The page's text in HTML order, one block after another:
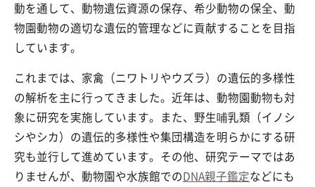
動を通して、動物遺伝資源の保存、希少動物の保全、動
物園動物の適切な遺伝的管理などに貢献することを目指
しています。
これまでは、家禽（ニワトリやウズラ）の遺伝的多様性
の解析を主に行ってきました。近年は、動物園動物も対
象に研究を実施しています。また、野生哺乳類（イノシ
シやシカ）の遺伝的多様性や集団構造を明らかにする研
究も並行して進めています。その他、研究テーマではあ
りませんが、動物園や水族館でのDNA親子鑑定などにも